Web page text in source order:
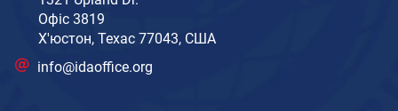
Офіс 3819
Х'юстон, Техас 77043, США
info@idaoffice.org